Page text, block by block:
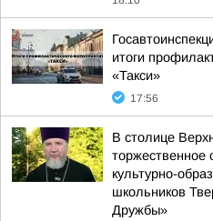
итоги
«Такси»
17:56
В столице
торжественное
культурно-
школьников
Дружбы»